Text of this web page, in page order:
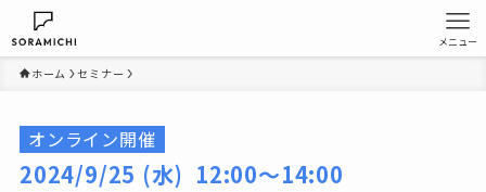
メニュー
ホーム セミナー
オンライン開催
2024/9/25 (水) 12:00〜14:00